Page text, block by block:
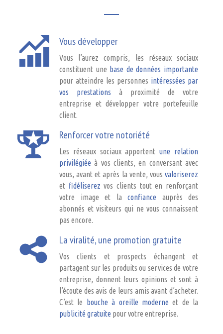
Vous développer
Vous l’aurez compris, les réseaux sociaux
constituent une base de données importante
pour atteindre les personnes intéressées par
vos prestations à proximité de votre
entreprise et développer votre portefeuille
client.
Renforcer votre notoriété
Les réseaux sociaux apportentune relation
privilégiée à vos clients, en conversant avec
vous, avant et après la vente, vous valoriserez
et fidéliserez vos clients tout en renforçant
votre image et la confiance auprès des
abonnés et visiteurs qui ne vous connaissent
pas encore.
La viralité, une promotion gratuite
Vos clients et prospects échangent et
partagent sur les produits ou services de votre
entreprise, donnent leurs opinions et sont à
l’écoute des avis de leurs amis avant d’acheter.
C’est le
bouche à oreille moderne et de la
publicité gratuite pour votre entreprise.